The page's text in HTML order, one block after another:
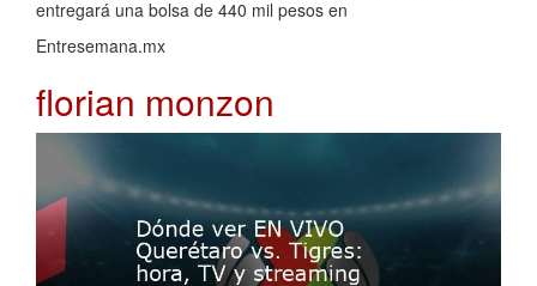
entregará una bolsa de 440 mil pesos en
Entresemana.mx
florian monzon